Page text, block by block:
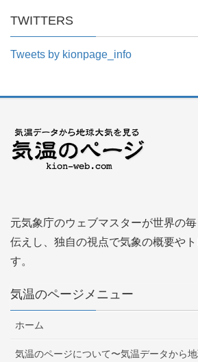
TWITTERS
Tweets by kionpage_info
元気象庁のウェブマスターが世界の
伝えし、独自の視点で気象の概要や
す。
気温のページメニュー
ホーム
気温のページについて〜気温データから